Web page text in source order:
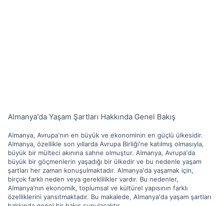
Almanya'da Yaşam Şartları Hakkında Genel Bakış
Almanya, Avrupa'nın en büyük ve ekonominin en güçlü ülkesidir.
Almanya, özellikle son yıllarda Avrupa Birliği'ne katılmış olmasıyla,
büyük bir mülteci akınına sahne olmuştur. Almanya, Avrupa'da
büyük bir göçmenlerin yaşadığı bir ülkedir ve bu nedenle yaşam
şartları her zaman konuşulmaktadır. Almanya'da yaşamak için,
birçok farklı neden veya gereklilikler vardır. Bu nedenler,
Almanya'nın ekonomik, toplumsal ve kültürel yapısının farklı
özelliklerini yansıtmaktadır. Bu makalede, Almanya'da yaşam şartları